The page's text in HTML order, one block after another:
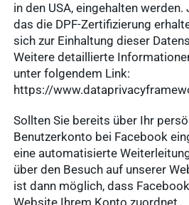
in den USA, eingehalten
das die DPF-Zertifizierung
sich zur Einhaltung dieser
Weitere detaillierte
unter folgendem Link:
https://
Sollten Sie bereits über Ihr
Benutzerkonto bei Facebook
eine automatisierte
über den Besuch auf unserer
ist dann möglich, dass
Website Ihrem Konto zuordnet.